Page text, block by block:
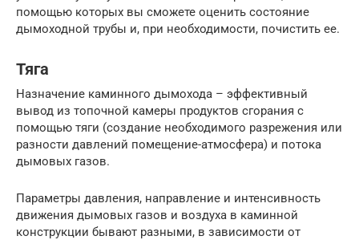
помощью которых вы сможете оценить состояние
дымоходной трубы и, при необходимости, почистить ее.
Тяга
Назначение каминного дымохода – эффективный
вывод из топочной камеры продуктов сгорания с
помощью тяги (создание необходимого разрежения или
разности давлений помещение-атмосфера) и потока
дымовых газов.
Параметры давления, направление и интенсивность
движения дымовых газов и воздуха в каминной
конструкции бывают разными, в зависимости от